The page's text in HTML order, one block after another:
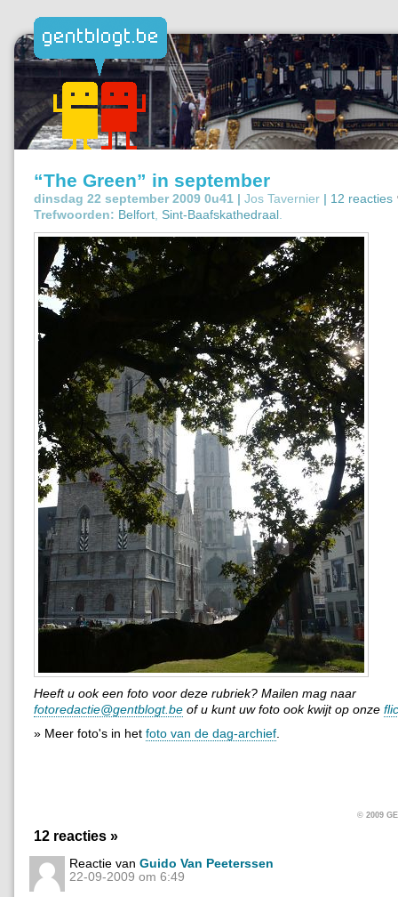
“The Green” in september
dinsdag 22 september 2009 0u41 | Jos Tavernier | 12 reacties
Trefwoorden: Belfort Sint-Baafskathedraal
Heeft u ook een foto voor deze rubriek? Mailen mag naar
fotoredactie@gentblogt.be of u kunt uw foto ook kwijt op onze
» Meer foto's in het foto van de dag-archief
© 2009
12 reacties »
Reactie van Guido Van Peeterssen
22-09-2009 om 6:49